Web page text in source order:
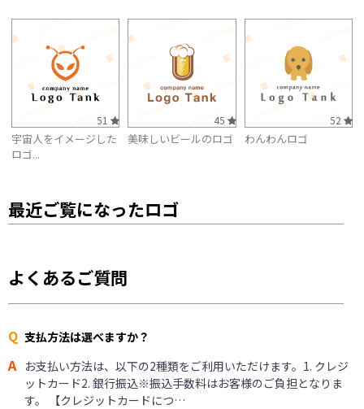
51
宇宙人をイメージした
ロゴ...
45
美味しいビールのロゴ
52
わんわんロゴ
最近ご覧になったロゴ
よくあるご質問
Q 支払方法は選べますか？
A お支払い方法は、以下の2種類をご利用いただけます。1. クレジ
ットカード2. 銀行振込※振込手数料はお客様のご負担となりま
す。 【クレジットカードにつ…